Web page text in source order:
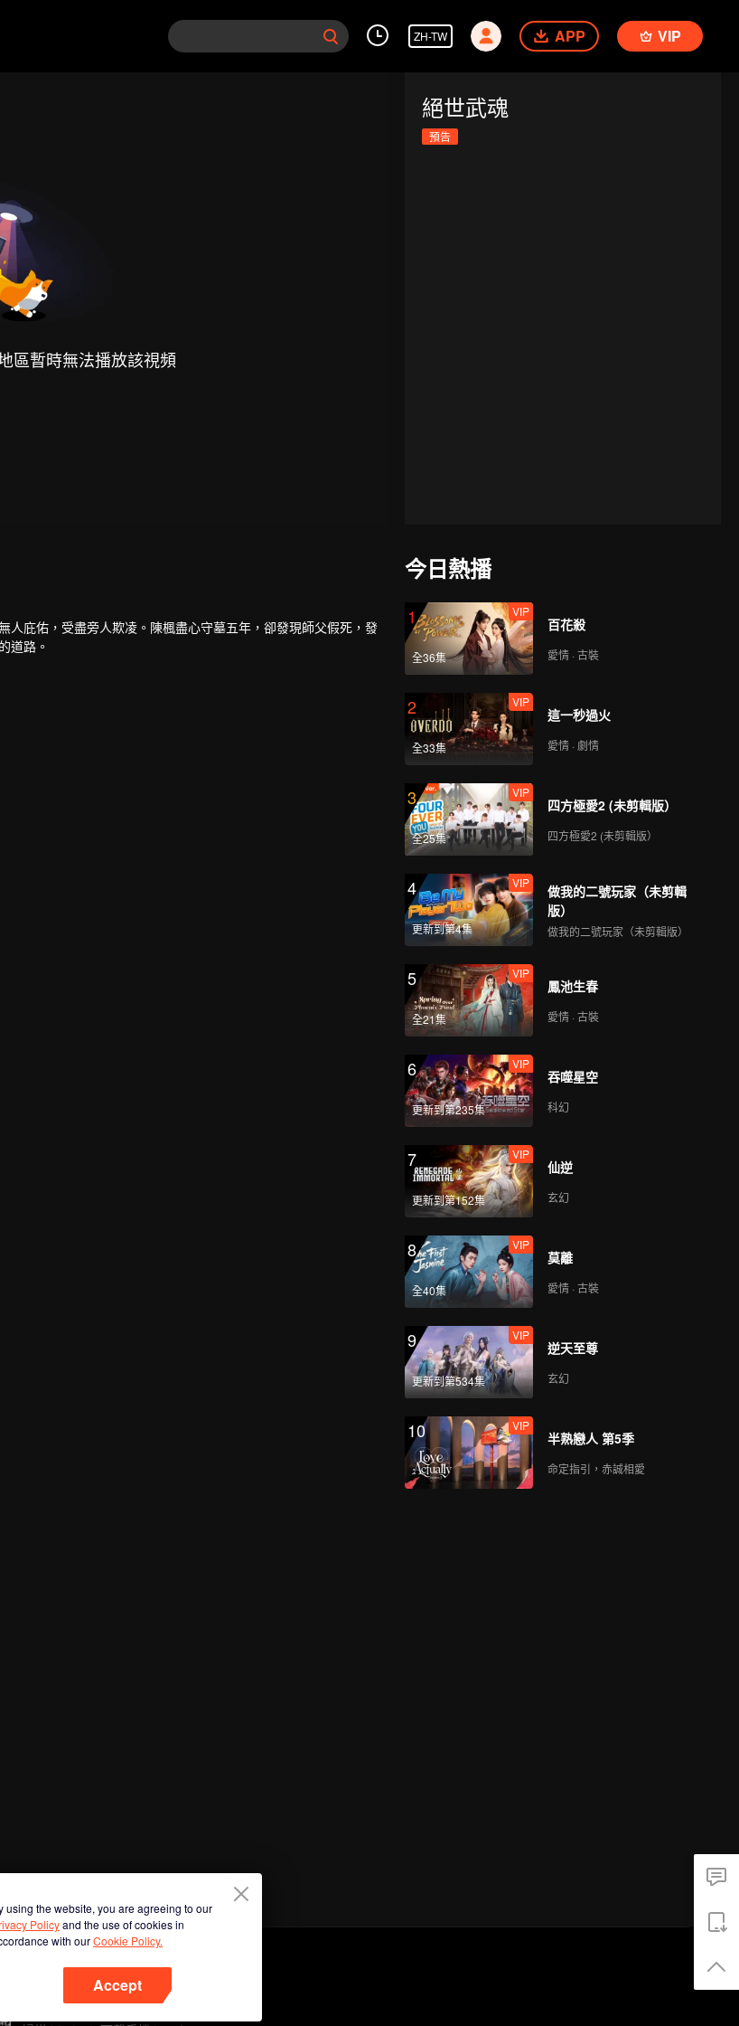
ZH-TW APP VIP
區暫時無法播放該視頻
絕世武魂
預告
庇佑，受盡旁人欺凌。陳楓盡心守墓五年，卻發現師父假死，發
道路。
今日熱播
1
全36集
VIP
百花殺
愛情 · 古裝
2
全33集
VIP
這一秒過火
愛情 · 劇情
3
全25集
VIP
四方極愛2 (未剪輯版）
四方極愛2 (未剪輯版）
4
更新到第4集
VIP
做我的二號玩家（未剪輯
版）
做我的二號玩家（未剪輯版）
5
全21集
VIP
鳳池生春
愛情 · 古裝
6
更新到第235集
VIP
吞噬星空
科幻
7
更新到第152集
VIP
仙逆
玄幻
8
全40集
VIP
莫離
愛情 · 古裝
9
更新到第534集
VIP
逆天至尊
玄幻
10 VIP
半熟戀人 第5季
命定指引，赤誠相愛
using the website, you are agreeing to our
Policyand the use of cookies in
with ourCookie Policy.
Accept